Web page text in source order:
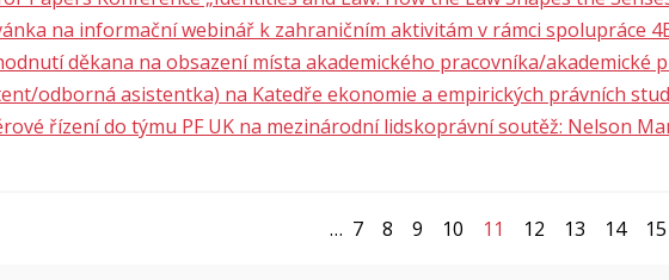
na informační webinář k zahraničním aktivitám v rámci spolupráce
děkana na obsazení místa akademického pracovníka/akademické
odborná asistentka) na Katedře ekonomie a empirických právních
řízení do týmu PF UK na mezinárodní lidskoprávní soutěž: Nelson
… 7 8 9 10 11 12 13 14 15